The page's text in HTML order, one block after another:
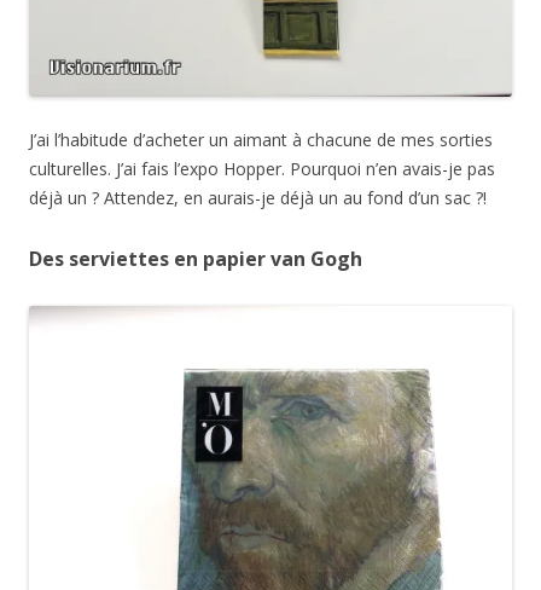
J’ai l’habitude d’acheter un aimant à chacune de mes sorties
culturelles. J’ai fais l’expo Hopper. Pourquoi n’en avais-je pas
déjà un ? Attendez, en aurais-je déjà un au fond d’un sac ?!
Des serviettes en papier van Gogh